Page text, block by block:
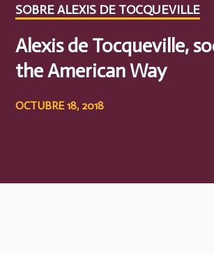
SOBRE ALEXIS DE TOCQUEVILLE
Alexis de Tocqueville,
the American Way
OCTUBRE 18, 2018